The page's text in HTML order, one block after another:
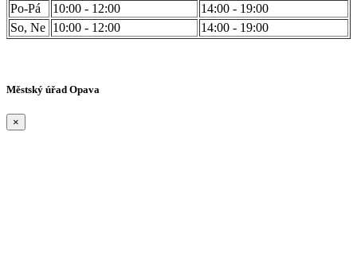
Po-Pá
10:00 - 12:00
14:00 - 19:00
So, Ne 10:00 - 12:00 14:00 - 19:00
Městský úřad Opava
×